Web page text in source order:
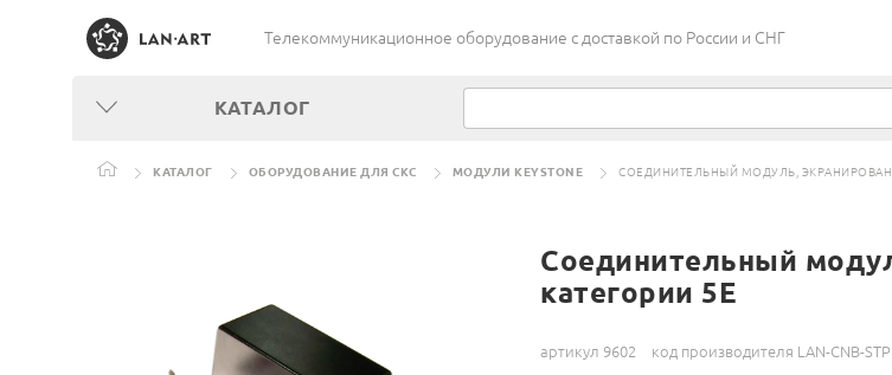
Телекоммуникационное оборудование c доставкой по России и СНГ
КАТАЛОГ
КАТАЛОГ ОБОРУДОВАНИЕ ДЛЯ СКС МОДУЛИ KEYSTONE СОЕДИНИТЕЛЬНЫЙ МОДУЛЬ,
Соединительный
категории 5Е
артикул 9602 код производителя LAN-CNB-